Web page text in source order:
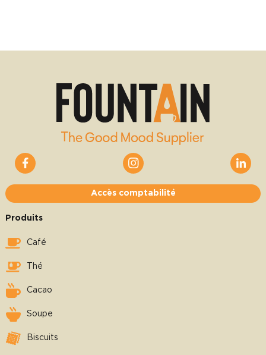
Accès comptabilité
Produits
Café
Thé
Cacao
Soupe
Biscuits